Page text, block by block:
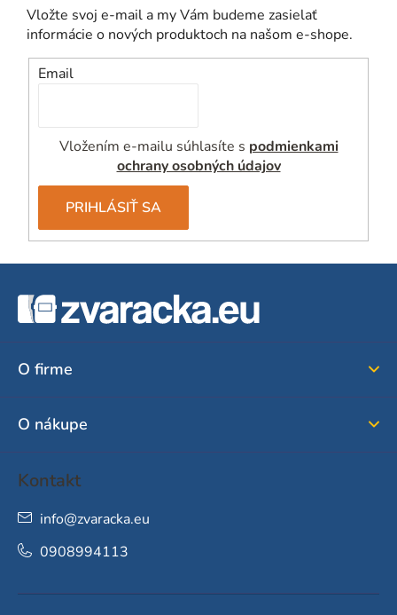
Vložte svoj e-mail a my Vám budeme zasielať
informácie o nových produktoch na našom e-shope.
Email
Vložením e-mailu súhlasíte s podmienkami
ochrany osobných údajov
PRIHLÁSIŤ SA
O firme
O nákupe
Kontakt
info@zvaracka.eu
0908994113